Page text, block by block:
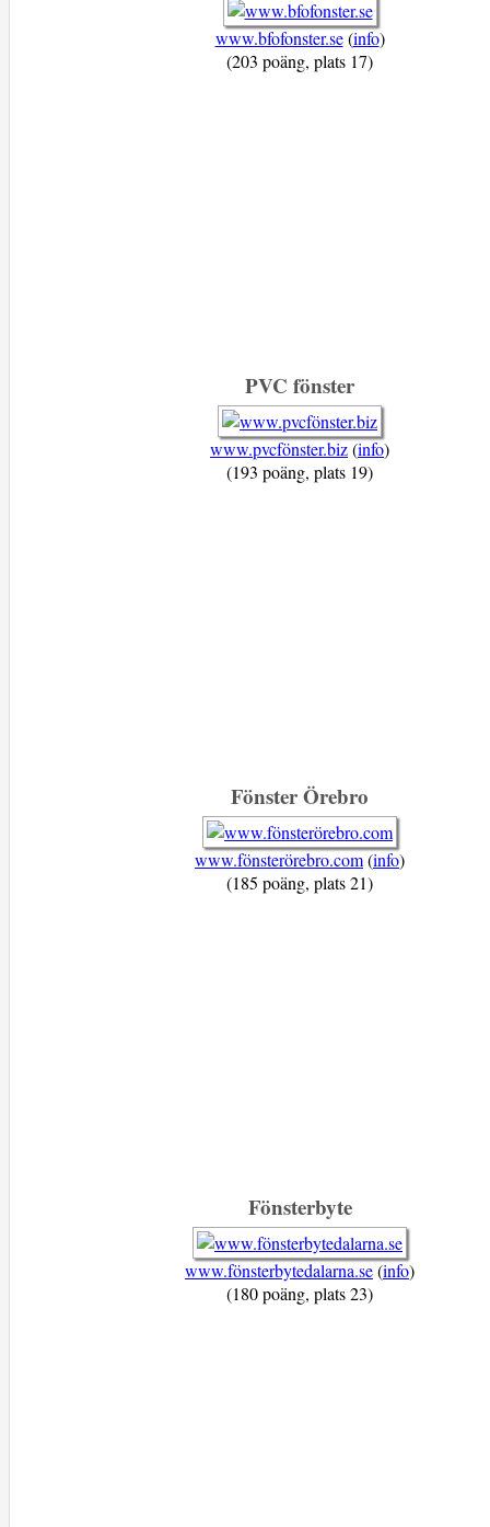
www.bfofonster.se(info)
(203 poäng, plats 17)
PVC fönster
www.pvcfönster.biz(info)
(193 poäng, plats 19)
Fönster Örebro
www.fönsterörebro.com(info)
(185 poäng, plats 21)
Fönsterbyte
www.fönsterbytedalarna.se(info)
(180 poäng, plats 23)